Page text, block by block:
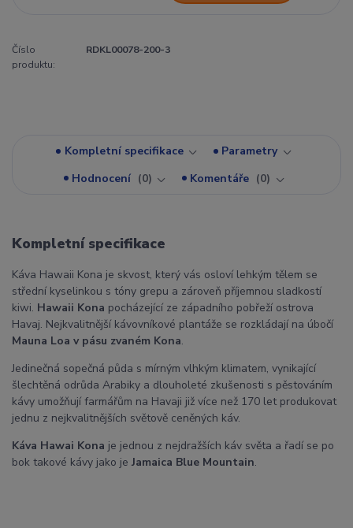
Číslo
produktu:
RDKL00078-200-3
Kompletní specifikace
Parametry
Hodnocení
0 Komentáře 0
Kompletní specifikace
Káva Hawaii Kona je skvost, který vás osloví lehkým tělem se
střední kyselinkou s tóny grepu a zároveň příjemnou sladkostí
kiwi. Hawaii Kona pocházející ze západního pobřeží ostrova
Havaj. Nejkvalitnější kávovníkové plantáže se rozkládají na úbočí
Mauna Loa v pásu zvaném Kona.
Jedinečná sopečná půda s mírným vlhkým klimatem, vynikající
šlechtěná odrůda Arabiky a dlouholeté zkušenosti s pěstováním
kávy umožňují farmářům na Havaji již více než 170 let produkovat
jednu z nejkvalitnějších světově ceněných káv.
Káva Hawai Kona je jednou z nejdražších káv světa a řadí se po
bok takové kávy jako je Jamaica Blue Mountain.